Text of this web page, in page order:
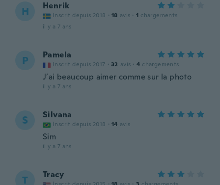
H Henrik
Inscrit depuis 2018 · 18 avis · 1 chargements
il y a 7 ans
P Pamela
Inscrit depuis 2017 · 32 avis · 4 chargements
J’ai beaucoup aimer comme sur la photo
il y a 7 ans
S Silvana
Inscrit depuis 2018 · 14 avis
Sim
il y a 7 ans
T Tracy